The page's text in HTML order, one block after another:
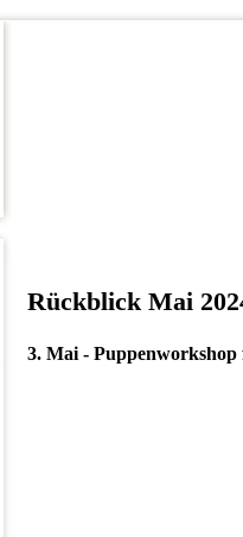
Rückblick Mai
3. Mai -